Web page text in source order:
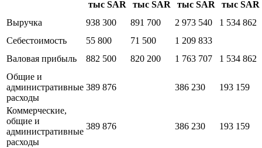
тыс SAR
тыс SAR
тыс SAR
тыс SAR
Выручка
938 300 891 700 2 973 540
1 534 862
Себестоимость
55 800 71 500
1 209 833
Валовая прибыль
882 500 820 200 1 763 707
1 534 862
Общие и
административные
расходы
389 876 386 230 193 159
Коммерческие,
общие и
административные
расходы
389 876 386 230 193 159